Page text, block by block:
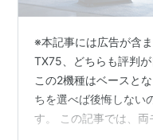
※本記事には広告が含
TX75、どちらも評判
この2機種はベースと
ちを選べば後悔しない
す。 この記事では、両